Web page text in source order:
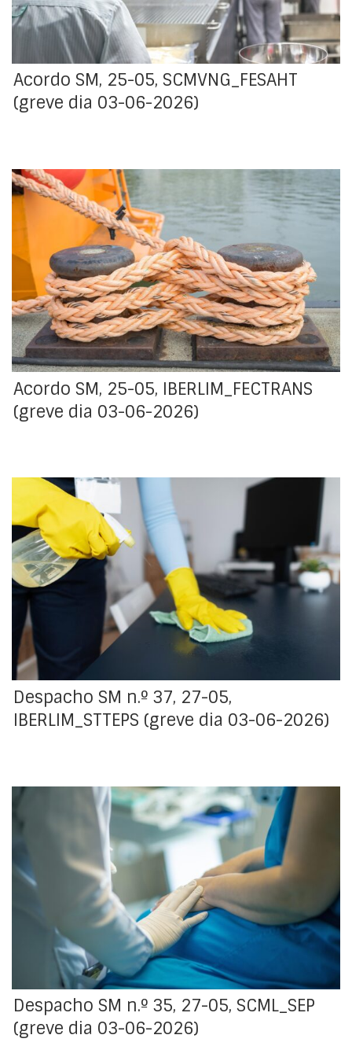
para o dia 3 de junho de 2026.
Acordo SM, 25-05, SCMVNG_FESAHT
(greve dia 03-06-2026)
Acordo obtido quanto à definição de serviços mínimos
e dos meios necessários para os assegurar, para a
greve declarada pela FECTRANS – Federação dos
Sindicatos de Transportes e Comunicações para os
trabalhadores da IBERLIM, S.A., para o dia 3 de junho de
2026.
Acordo SM, 25-05, IBERLIM_FECTRANS
(greve dia 03-06-2026)
O STTEPS - Sindicato de Todos os Trabalhadores de
Empresas Prestadoras de Serviços - Vigilância,
Limpeza, Manutenção, Call Center e Terceirização de
Serviços comunicou, mediante aviso prévio, que os
trabalhadores da empresa IBERLIM – Sociedade
Técnica de Limpezas, S.A. que exercem funções de
limpeza no Instituto Português de Oncologia do Porto
farão greve das 0h00 às 24h00 do dia 3 de junho de
2026.
Despacho SM n.º 37, 27-05,
IBERLIM_STTEPS (greve dia 03-06-2026)
O Sindicato dos Enfermeiros Portugueses (SEP)
comunicou, mediante aviso prévio, à Santa Casa da
Misericórdia de Lisboa (SCML) que os trabalhadores
abrangidos pelo seu âmbito estatutário, que exercem
a sua atividade profissional na SCML irão fazer greve
no dia 3 de junho de 2026.
Despacho SM n.º 35, 27-05, SCML_SEP
(greve dia 03-06-2026)